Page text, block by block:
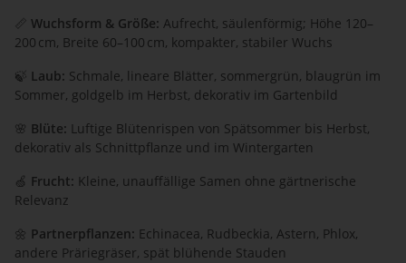
📏 Wuchsform & Größe: Aufrecht, säulenförmig; Höhe 120–
200 cm, Breite 60–100 cm, kompakter, stabiler Wuchs
🍃 Laub: Schmale, lineare Blätter, sommergrün, blaugrün im
Sommer, goldgelb im Herbst, dekorativ im Gartenbild
🌸 Blüte: Luftige Blütenrispen von Spätsommer bis Herbst,
dekorativ als Schnittpflanze und im Wintergarten
🍏 Frucht: Kleine, unauffällige Samen ohne gärtnerische
Relevanz
🌼 Partnerpflanzen: Echinacea, Rudbeckia, Astern, Phlox,
andere Präriegräser, spät blühende Stauden